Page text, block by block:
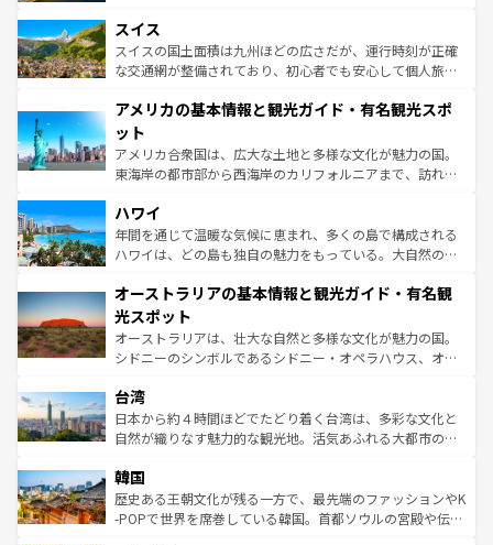
を参照してほしい。
は、お酒好きな人にはぜひ体験してほしい。 なお、新着の
ドイツ情報はコンテンツ一覧を参照してほしい。
リアごとに異なる魅力がある。また、優雅なアフタヌーン
ティー、ビール好きにはたまらない英国パブ、サッカー観
戦など、本場だからこそできる体験も豊富。イギリスを旅
ンツ一覧を参照してほしい。
スイス
スイスの国土面積は九州ほどの広さだが、運行時刻が正確
な交通網が整備されており、初心者でも安心して個人旅行
の建物がそのまま残る町や、スイスならではのユニークな
博物館もあり、アルプス観光だけでなく町歩きも満喫する
ことができる。国民の所得が高いため物価も高いが、旅行
者向けの交通パス提供のサービスもあり、うまく活用すれ
着のスイス情報は
アメリカの基本情報と観光ガイド・有名観光スポ
ット
アメリカ合衆国は、広大な土地と多様な文化が魅力の国。
東海岸の都市部から西海岸のカリフォルニアまで、訪れる
のような巨大都市は、観光、ショッピング、エンターテイ
ンメントが詰まった刺激的なスポットだ。一方、アメリカ
西部には大自然が広がり、グランドキャニオンやイエロー
部のニューオーリンズでは、音楽と美食が融合した独特の
文化が魅力。旅行者はアメリカの各地域で異なる魅力を楽
しみながら、その多様性と豊かな歴史を感じることができ
るだろう。車でのロードトリップや列車の旅も、アメリカ
情報は
ハワイ
年間を通じて温暖な気候に恵まれ、多くの島で構成される
ハワイは、どの島も独自の魅力をもっている。大自然の神
ワイ島は見逃せない。また、定番の観光地といえばオアフ
島だが、静かな自然を求めるならマウイ島やカウアイ島が
おすすめ。エメラルドグリーンに輝く海をはじめ、豊かな
文化や歴史が息づいている。「アロハスピリット」と呼ば
人々、おいしいローカルフードやハワイアンミュージッ
ク、伝統的なフラダンスなど、すべてがハワイの魅力を彩
っている。訪れるたびに新しい発見と感動が待っているハ
はコンテンツ一覧
オーストラリアの基本情報と観光ガイド・有名観
光スポット
オーストラリアは、壮大な自然と多様な文化が魅力の国。
シドニーのシンボルであるシドニー・オペラハウス、オー
リアリーフや大陸中央部にそびえるウルル（エアーズロッ
ク）、タスマニアの美しい原生林やケアンズの熱帯雨林な
ど、見どころがたくさん。また、カフェやワイン、オージ
いる。アクティビティも充実しており、サーフィンやダイ
ビング、ハイキングなど、アウトドア好きにはたまらな
い。オーストラリアの多彩な魅力を存分に味わいつくそ
台湾
日本から約４時間ほどでたどり着く台湾は、多彩な文化と
自然が織りなす魅力的な観光地。活気あふれる大都市の台
ン）、静ひつな山岳地帯である台湾東部など、都市の喧騒
と山間の静けさが共存しており、訪れる人に新しい発見と
驚きをもたらしてくれる。また、奥深い台湾の食文化も魅
韓国
歴史ある王朝文化が残る一方で、最先端のファッションやK
-POPで世界を席巻している韓国。首都ソウルの宮殿や伝統